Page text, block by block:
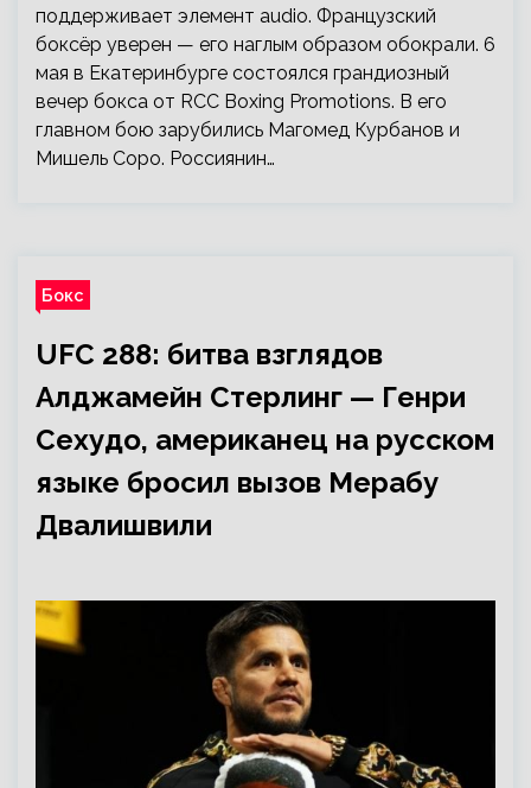
поддерживает элемент audio. Французский
боксёр уверен — его наглым образом обокрали. 6
мая в Екатеринбурге состоялся грандиозный
вечер бокса от RCC Boxing Promotions. В его
главном бою зарубились Магомед Курбанов и
Мишель Соро. Россиянин…
Бокс
UFC 288: битва взглядов
Алджамейн Стерлинг — Генри
Сехудо, американец на русском
языке бросил вызов Мерабу
Двалишвили